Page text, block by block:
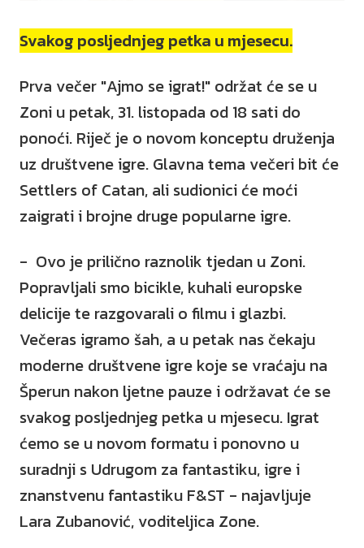
Svakog posljednjeg petka u mjesecu.
Prva večer "Ajmo se igrat!" održat će se u
Zoni u petak, 31. listopada od 18 sati do
ponoći. Riječ je o novom konceptu druženja
uz društvene igre. Glavna tema večeri bit će
Settlers of Catan, ali sudionici će moći
zaigrati i brojne druge popularne igre.
- Ovo je prilično raznolik tjedan u Zoni.
Popravljali smo bicikle, kuhali europske
delicije te razgovarali o filmu i glazbi.
Večeras igramo šah, a u petak nas čekaju
moderne društvene igre koje se vraćaju na
Šperun nakon ljetne pauze i održavat će se
svakog posljednjeg petka u mjesecu. Igrat
ćemo se u novom formatu i ponovno u
suradnji s Udrugom za fantastiku, igre i
znanstvenu fantastiku F&ST - najavljuje
Lara Zubanović, voditeljica Zone.